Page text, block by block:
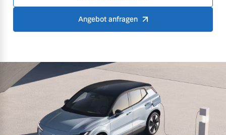
Angebot anfragen